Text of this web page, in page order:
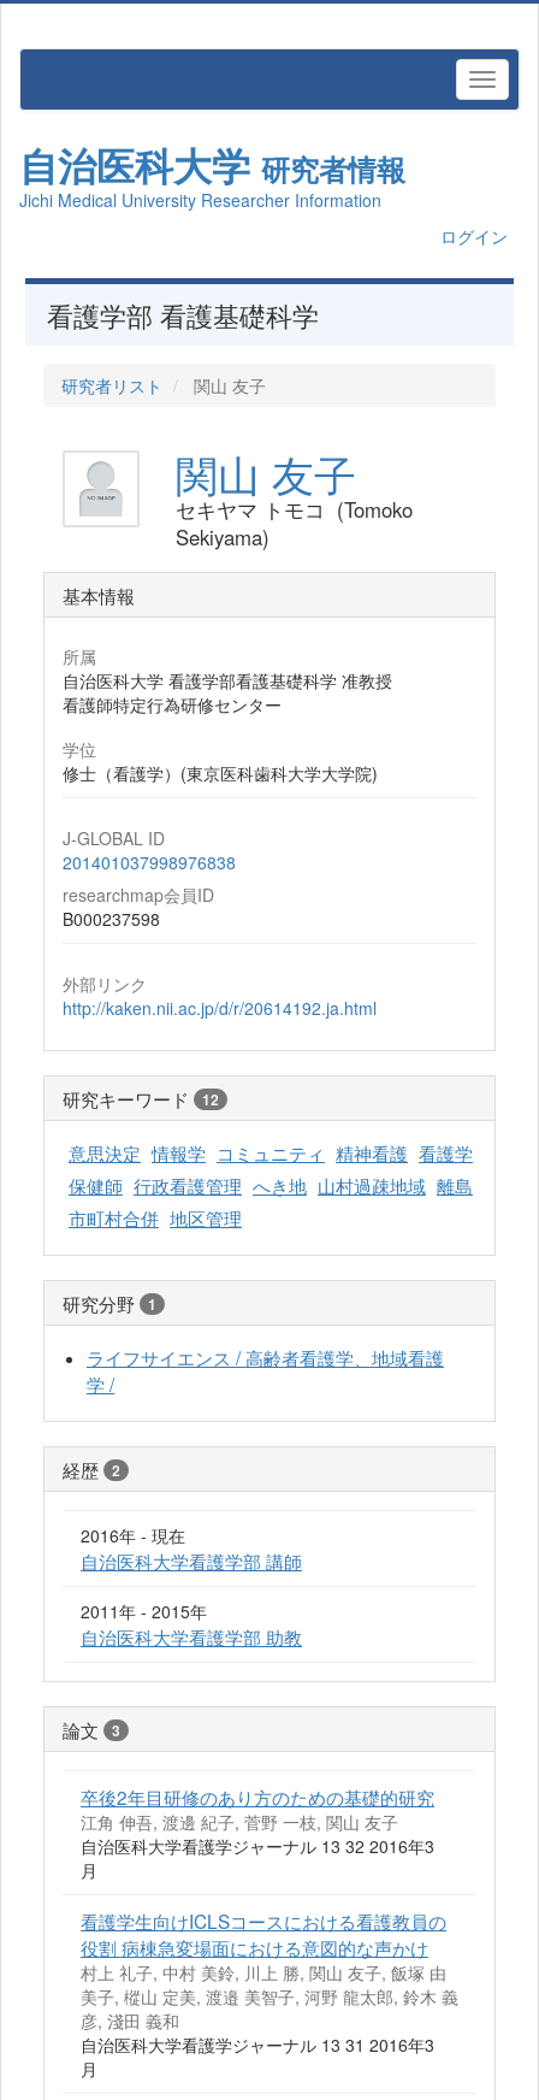
自治医科大学 研究者情報
Jichi Medical University Researcher Information
ログイン
看護学部 看護基礎科学
研究者リスト 関山 友子
関山 友子
セキヤマ トモコ (Tomoko
Sekiyama)
基本情報
所属
自治医科大学 看護学部看護基礎科学 准教授
看護師特定行為研修センター
学位
修士（看護学）(東京医科歯科大学大学院)
J-GLOBAL ID
201401037998976838
researchmap会員ID
B000237598
外部リンク
http://kaken.nii.ac.jp/d/r/20614192.ja.html
研究キーワード 12
意思決定 情報学 コミュニティ 精神看護 看護学
保健師 行政看護管理 へき地 山村過疎地域 離島
市町村合併 地区管理
研究分野 1
ライフサイエンス / 高齢者看護学、地域看護
学 /
経歴 2
2016年 - 現在
自治医科大学看護学部 講師
2011年 - 2015年
自治医科大学看護学部 助教
論文 3
卒後2年目研修のあり方のための基礎的研究
江角 伸吾, 渡邊 紀子, 菅野 一枝, 関山 友子
自治医科大学看護学ジャーナル 13 32 2016年3
月
看護学生向けICLSコースにおける看護教員の
役割 病棟急変場面における意図的な声かけ
村上 礼子, 中村 美鈴, 川上 勝, 関山 友子, 飯塚 由
美子, 樅山 定美, 渡邉 美智子, 河野 龍太郎, 鈴木 義
彦, 淺田 義和
自治医科大学看護学ジャーナル 13 31 2016年3
月